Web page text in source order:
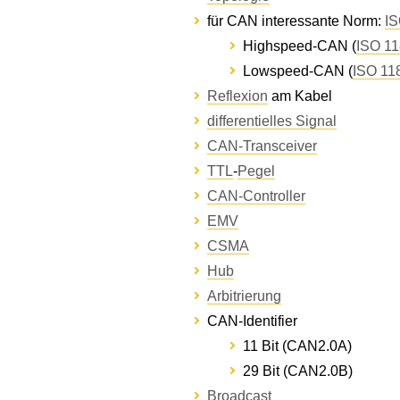
für CAN interessante Norm:
Highspeed-CAN ( ISO
Lowspeed-CAN ( ISO
Reflexion am Kabel
differentielles Signal
CAN-Transceiver
TTL-Pegel
CAN-Controller
EMV
CSMA
Hub
Arbitrierung
CAN-Identifier
11 Bit (CAN2.0A)
29 Bit (CAN2.0B)
Broadcast